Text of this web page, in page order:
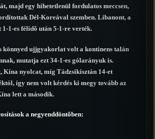
majd egy hihetetlenül fordulatos meccsen,
Dél-Koreával szemben. Libanont, a
1-es félidõ után 5-1-re verték.
könnyed ujjgyakorlat volt a kontinens talán
mutatja ezt 34-1-es gólarányuk is.
Kína nyolcat, míg Tádzsikisztán 14-et
így nem volt kérdés ki megy tovább az
lett a második.
a negyenddöntõben: